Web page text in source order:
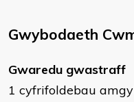
Gwybodaeth
Gwaredu gwastraff
1 cyfrifoldebau